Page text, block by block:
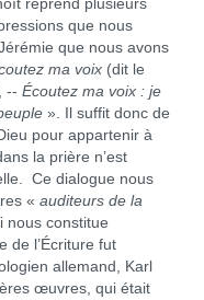
reprend plusieurs
que nous
que nous avons
ma voix(dit le
-- Écoutez ma voix : je
». Il suffit donc de
pour appartenir à
la prière n’est
Ce dialogue nous
« auditeurs de la
nous constitue
de l’Écriture fut
allemand, Karl
œuvres, qui était